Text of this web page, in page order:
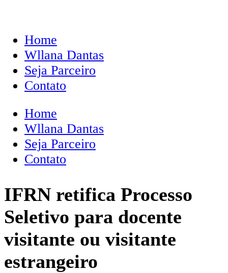
Home
Wllana Dantas
Seja Parceiro
Contato
Home
Wllana Dantas
Seja Parceiro
Contato
IFRN retifica Processo
Seletivo para docente
visitante ou visitante
estrangeiro